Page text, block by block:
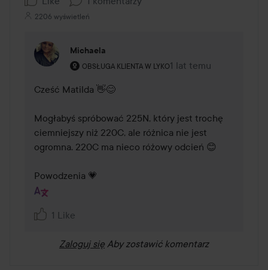
2206 wyświetleń
Michaela
OBSŁUGA KLIENTA W LYKO
Rola użytkownika: Obsługa klienta w Lyko.
1 lat temu
Komentarz został
Cześć Matilda 👋😊
Mogłabyś spróbować 225N, który jest trochę
ciemniejszy niż 220C, ale różnica nie jest
ogromna. 220C ma nieco różowy odcień 😊
Powodzenia 💗
1 Like
Zaloguj się Aby zostawić komentarz